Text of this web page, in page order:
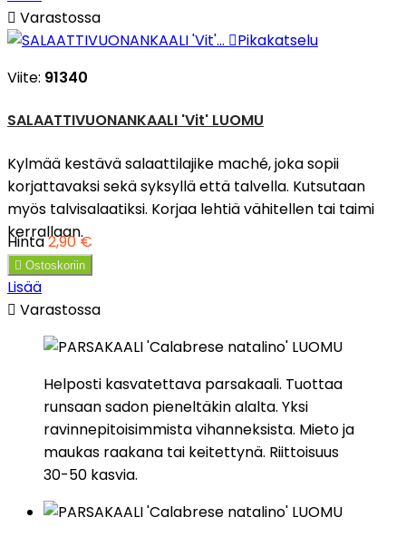
 Varastossa
Pikakatselu
Viite: 91340
SALAATTIVUONANKAALI 'Vit' LUOMU
Kylmää kestävä salaattilajike maché, joka sopii
korjattavaksi sekä syksyllä että talvella. Kutsutaan
myös talvisalaatiksi. Korjaa lehtiä vähitellen tai taimi
kerrallaan.
Hinta2,90 €
 Ostoskoriin
Lisää
 Varastossa
Helposti kasvatettava parsakaali. Tuottaa
runsaan sadon pieneltäkin alalta. Yksi
ravinnepitoisimmista vihanneksista. Mieto ja
maukas raakana tai keitettynä. Riittoisuus
30-50 kasvia.